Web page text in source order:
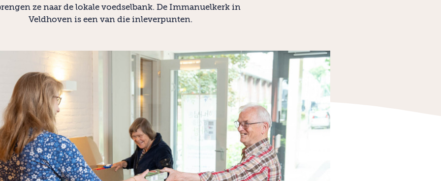
ze naar de lokale voedselbank. De Immanuelkerk in
Veldhoven is een van die inleverpunten.